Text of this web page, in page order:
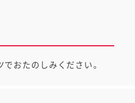
おたのしみください。